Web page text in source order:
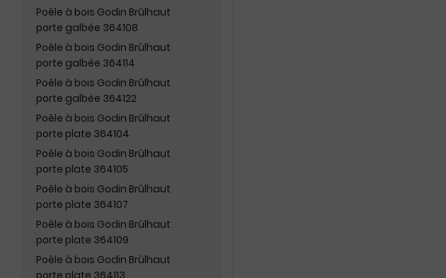
Poêle à bois Godin Brûlhaut
porte galbée 364108
Poêle à bois Godin Brûlhaut
porte galbée 364114
Poêle à bois Godin Brûlhaut
porte galbée 364122
Poêle à bois Godin Brûlhaut
porte plate 364104
Poêle à bois Godin Brûlhaut
porte plate 364105
Poêle à bois Godin Brûlhaut
porte plate 364107
Poêle à bois Godin Brûlhaut
porte plate 364109
Poêle à bois Godin Brûlhaut
porte plate 364113